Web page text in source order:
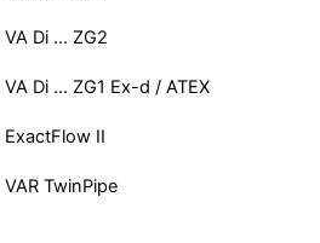
Di … ZG2
Di … ZG1 Ex-d / ATEX
II
TwinPipe